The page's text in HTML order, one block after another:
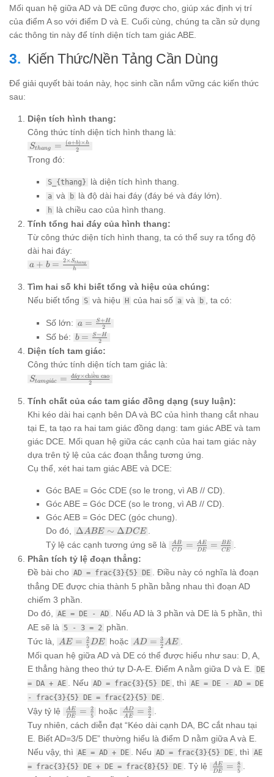
Mối quan hệ giữa AD và DE cũng được cho, giúp xác định vị trí
của điểm A so với điểm D và E. Cuối cùng, chúng ta cần sử dụng
các thông tin này để tính diện tích tam giác ABE.
Kiến Thức/Nền Tảng Cần Dùng
Để giải quyết bài toán này, học sinh cần nắm vững các kiến thức
sau:
Diện tích hình thang:
Công thức tính diện tích hình thang là:
S_{thang}
=
\frac{(a+b)
{2}
Sthang = 2
(a+b)×h
Trong đó:
S_{thang} là diện tích hình thang.
a và b là độ dài hai đáy (đáy bé và đáy lớn).
h
là chiều cao của hình thang.
Tính tổng hai đáy của hình thang:
Từ công thức diện tích hình thang, ta có thể suy ra tổng độ
dài hai đáy:
a+b =
\times
{h}
a + b = h
2×Sthang
Tìm hai số khi biết tổng và hiệu của chúng:
Nếu biết tổng
S và hiệu H của hai số a và b , ta có:
Số lớn: a =
\frac{S+H}
{2}
a = 2
S+H
Số bé: b =
\frac{S-
H}{2}
b = 2
S−H
Diện tích tam giác:
Công thức tính diện tích tam giác là:
S_{tam giác} =
\frac{\text{đáy}
\times
\text{chiều
cao}}{2}
Stamgia
ˊc = 2
đa
ˊy×chie
ˆ
ˋu cao
Tính chất của các tam giác đồng dạng (suy luận):
Khi kéo dài hai cạnh bên DA và BC của hình thang cắt nhau
tại E, ta tạo ra hai tam giác đồng dạng: tam giác ABE và tam
giác DCE. Mối quan hệ giữa các cạnh của hai tam giác này
dựa trên tỷ lệ của các đoạn thẳng tương ứng.
Cụ thể, xét hai tam giác ABE và DCE:
Góc BAE = Góc CDE (so le trong, vì AB // CD).
Góc ABE = Góc DCE (so le trong, vì AB // CD).
Góc AEB = Góc DEC (góc chung).
Do đó,
\Delta
\sim
\Delta
DCE
ΔABE ∼ ΔDCE .
Tỷ lệ các cạnh tương ứng sẽ là \frac{AB}
{CD} =
{DE} =
\frac{BE}
CD
AB = DE
AE = CE
BE
.
Phân tích tỷ lệ đoạn thẳng:
Đề bài cho AD = frac{3}{5} DE . Điều này có nghĩa là đoạn
thẳng DE được chia thành 5 phần bằng nhau thì đoạn AD
chiếm 3 phần.
Do đó, AE = DE - AD . Nếu AD là 3 phần và DE là 5 phần, thì
AE sẽ là 5 - 3 = 2 phần.
Tức là,
AE =
\frac{2}
{5} DE
AE = 5
2DE hoặc
AD =
\frac{3}
{2} AE
AD = 2
3AE .
Mối quan hệ giữa AD và DE có thể được hiểu như sau: D, A,
E thẳng hàng theo thứ tự D-A-E. Điểm A nằm giữa D và E.
DE
= DA + AE . Nếu AD = frac{3}{5} DE , thì AE = DE - AD = DE
- frac{3}{5} DE = frac{2}{5} DE .
Vậy tỷ lệ
\frac{AE}
{DE} =
\frac{2}
{5}
DE
AE = 5
2 hoặc \frac{AD}
{AE} =
\frac{3}
{2}
A E
AD = 2
3 .
Tuy nhiên, cách diễn đạt “Kéo dài cạnh DA, BC cắt nhau tại
E. Biết AD=3/5 DE” thường hiểu là điểm D nằm giữa A và E.
Nếu vậy, thì AE = AD + DE . Nếu AD = frac{3}{5} DE , thì AE
= frac{3}{5} DE + DE = frac{8}{5} DE . Tỷ lệ
\frac{AE}
DE
AE = 5
8 .